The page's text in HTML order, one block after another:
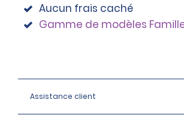
Aucun frais caché
Gamme de modèles
Assistance client